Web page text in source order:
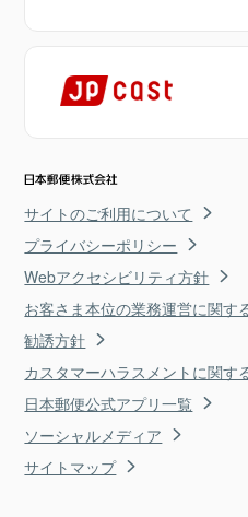
サイトのご利用について
プライバシーポリシー
Webアクセシビリティ方針
お客さま本位の業務運営に関す
勧誘方針
カスタマーハラスメントに関す
日本郵便公式アプリ一覧
ソーシャルメディア
サイトマップ